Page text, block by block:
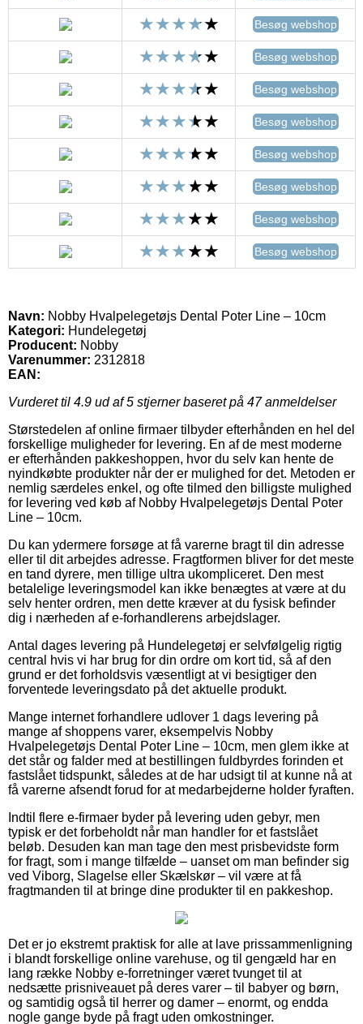
Besøg webshop
Besøg webshop
Besøg webshop
Besøg webshop
Besøg webshop
Besøg webshop
Besøg webshop
Besøg webshop
Navn: Nobby Hvalpelegetøjs Dental Poter Line – 10cm
Kategori: Hundelegetøj
Producent: Nobby
Varenummer: 2312818
EAN:
Vurderet til 4.9 ud af 5 stjerner baseret på 47anmeldelser
Størstedelen af online firmaer tilbyder efterhånden en hel del
forskellige muligheder for levering. En af de mest moderne
er efterhånden pakkeshoppen, hvor du selv kan hente de
nyindkøbte produkter når der er mulighed for det. Metoden er
nemlig særdeles enkel, og ofte tilmed den billigste mulighed
for levering ved køb af Nobby Hvalpelegetøjs Dental Poter
Line – 10cm.
Du kan ydermere forsøge at få varerne bragt til din adresse
eller til dit arbejdes adresse. Fragtformen bliver for det meste
en tand dyrere, men tillige ultra ukompliceret. Den mest
betalelige leveringsmodel kan ikke benægtes at være at du
selv henter ordren, men dette kræver at du fysisk befinder
dig i nærheden af e-forhandlerens arbejdslager.
Antal dages levering på Hundelegetøj er selvfølgelig rigtig
central hvis vi har brug for din ordre om kort tid, så af den
grund er det forholdsvis væsentligt at vi besigtiger den
forventede leveringsdato på det aktuelle produkt.
Mange internet forhandlere udlover 1 dags levering på
mange af shoppens varer, eksempelvis Nobby
Hvalpelegetøjs Dental Poter Line – 10cm, men glem ikke at
det står og falder med at bestillingen fuldbyrdes forinden et
fastslået tidspunkt, således at de har udsigt til at kunne nå at
få varerne afsendt forud for at medarbejderne holder fyraften.
Indtil flere e-firmaer byder på levering uden gebyr, men
typisk er det forbeholdt når man handler for et fastslået
beløb. Desuden kan man tage den mest prisbevidste form
for fragt, som i mange tilfælde – uanset om man befinder sig
ved Viborg, Slagelse eller Skælskør – vil være at få
fragtmanden til at bringe dine produkter til en pakkeshop.
Det er jo ekstremt praktisk for alle at lave prissammenligning
i blandt forskellige online varehuse, og til gengæld har en
lang række Nobby e-forretninger været tvunget til at
nedsætte prisniveauet på deres varer – til babyer og børn,
og samtidig også til herrer og damer – enormt, og endda
nogle gange byde på fragt uden omkostninger.